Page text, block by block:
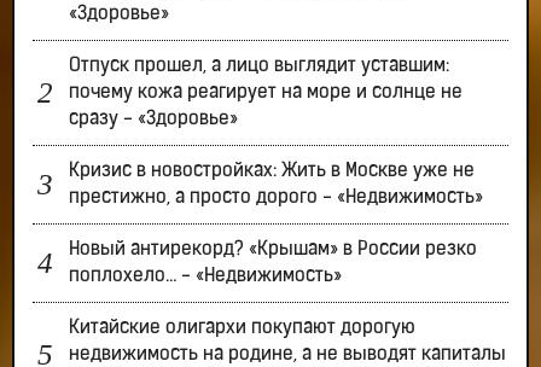
«Здоровье»
Отпуск прошел, а лицо выглядит уставшим:
почему кожа реагирует на море и солнце не
сразу - «Здоровье»
Кризис в новостройках: Жить в Москве уже не
престижно, а просто дорого - «Недвижимость»
Новый антирекорд? «Крышам» в России резко
поплохело… - «Недвижимость»
Китайские олигархи покупают дорогую
недвижимость на родине, а не выводят капиталы